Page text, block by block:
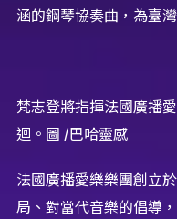
涵的鋼琴協奏曲，為臺
梵志登將指揮法國廣播
迴。圖 /巴哈靈感
法國廣播愛樂樂團創立
局、對當代音樂的倡導